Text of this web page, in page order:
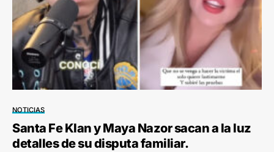
NOTICIAS
Santa Fe Klan y Maya Nazor sacan a la luz
detalles de su disputa familiar.